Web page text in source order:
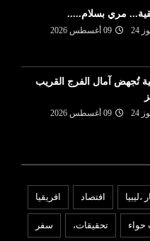
مري بسلام.....
09 أغسطس 2026
تُجهض آمال الفرج القريب
09 أغسطس 2026
،ليبيا افتصاد افريقيا
حواء تحقيقات، سفر